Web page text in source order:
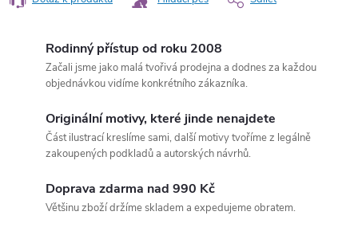
Rodinný přístup od roku 2008
Začali jsme jako malá tvořivá prodejna a dodnes za každou
objednávkou vidíme konkrétního zákazníka.
Originální motivy, které jinde nenajdete
Část ilustrací kreslíme sami, další motivy tvoříme z legálně
zakoupených podkladů a autorských návrhů.
Doprava zdarma nad 990 Kč
Většinu zboží držíme skladem a expedujeme obratem.